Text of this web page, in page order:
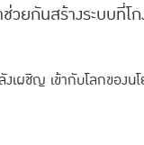
ยกันสร้างระบบที่โ
ผชิญ เข้ากับโลกของน